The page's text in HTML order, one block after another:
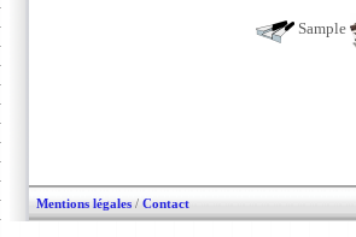
Sample
Mentions légales / Contact